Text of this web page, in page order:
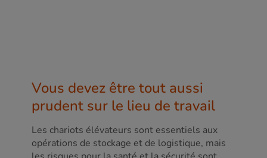
Vous devez être tout aussi
prudent sur le lieu de travail
Les chariots élévateurs sont essentiels aux
opérations de stockage et de logistique, mais